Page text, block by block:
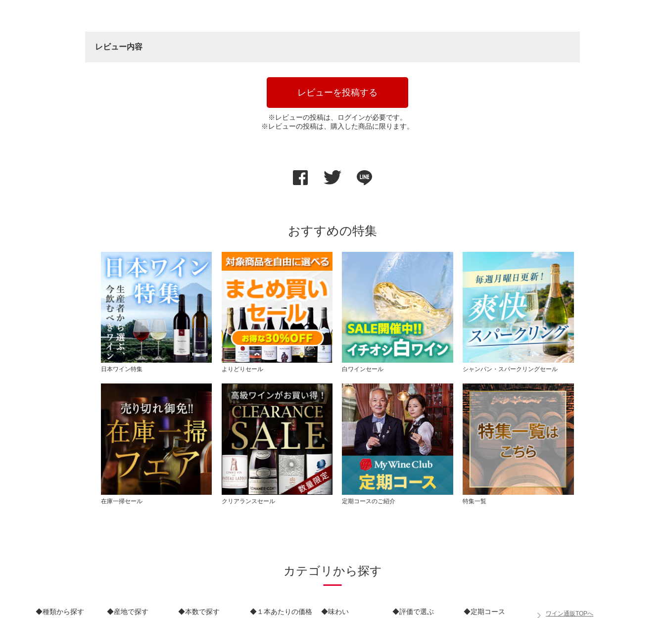
レビュー内容
レビューを投稿する
※レビューの投稿は、ログインが必要です。
※レビューの投稿は、購入した商品に限ります。
おすすめの特集
日本ワイン特集 よりどりセール 白ワインセール シャンパン・スパークリングセール
在庫一掃セール クリアランスセール 定期コースのご紹介 特集一覧
カテゴリから探す
◆種類から探す ◆産地で探す ◆本数で探す ◆１本あたりの価格 ◆味わい ◆評価で選ぶ ◆定期コース ワイン通販TOPへ